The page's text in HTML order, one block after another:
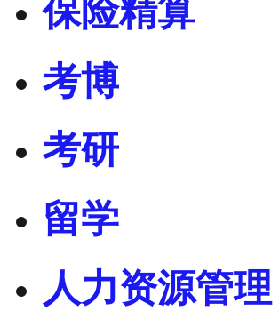
保险精算
考博
考研
留学
人力资源管理